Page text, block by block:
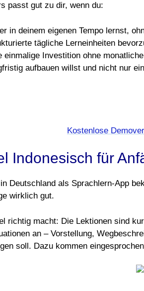
passt gut zu dir, wenn du:
in deinem eigenen Tempo lernst,
tägliche Lerneinheiten
einmalige Investition ohne
aufbauen willst und nicht nur
Kostenlose
Indonesisch für
Deutschland als Sprachlern-App
wirklich gut.
richtig macht: Die Lektionen sind
an – Vorstellung,
soll. Dazu kommen